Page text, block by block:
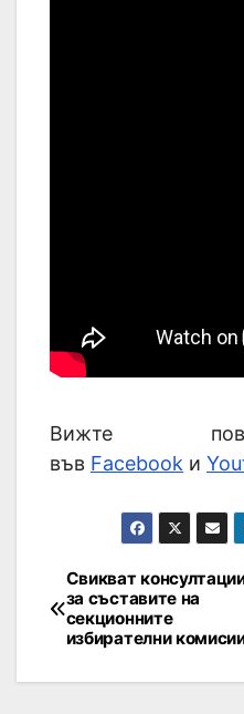
Вижте
във Facebook и
Свикват
за съставите на
секционните
избирателни